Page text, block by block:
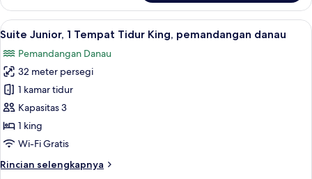
pemandangan
danau
Kamar
Double
atau
Deluks,
Tempat
Tidur
King,
pemandangan
danau
Lihat
semua
foto
untuk
Suite
Junior,
1
Tempat
King,
Suite Junior, 1 Tempat Tidur King,
11
Suite Junior, 1 Tempat Tidur King, pemandangan danau
Pemandangan Danau
32 meter persegi
1 kamar tidur
Kapasitas 3
1 king
Wi-Fi Gratis
Rincian selengkapnya
Rincian